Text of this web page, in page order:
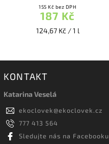
155 Kč bez DPH
187 Kč
124,67 Kč / 1 l
KONTAKT
Katarina Veselá
ekoclovek@ekoclovek.cz
777 413 564
Sledujte nás na Facebooku